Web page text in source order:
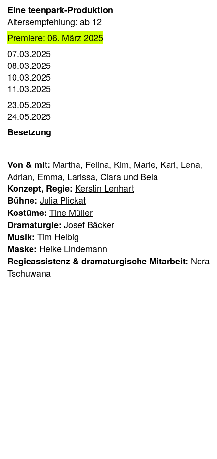
Eine teenpark-Produktion
Altersempfehlung: ab 12
Premiere: 06. März 2025
07.03.2025
08.03.2025
10.03.2025
11.03.2025
23.05.2025
24.05.2025
Besetzung
Von & mit: Martha, Felina, Kim, Marie, Karl, Lena,
Adrian, Emma, Larissa, Clara und Bela
Konzept, Regie: Kerstin Lenhart
Bühne: Julia Plickat
Kostüme: Tine Müller
Dramaturgie: Josef Bäcker
Musik: Tim Helbig
Maske: Heike Lindemann
Regieassistenz & dramaturgische Mitarbeit: Nora
Tschuwana